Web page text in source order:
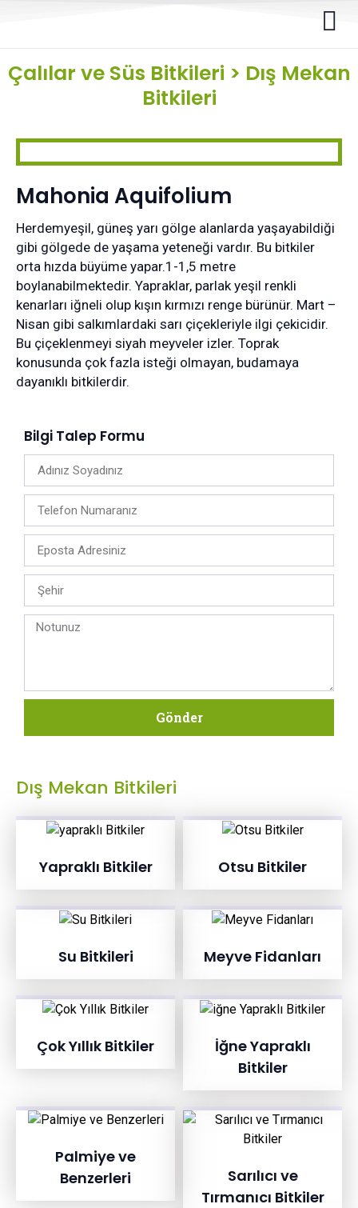
Çalılar ve Süs Bitkileri > Dış Mekan
Bitkileri
Mahonia Aquifolium
Herdemyeşil, güneş yarı gölge alanlarda yaşayabildiği
gibi gölgede de yaşama yeteneği vardır. Bu bitkiler
orta hızda büyüme yapar.1-1,5 metre
boylanabilmektedir. Yapraklar, parlak yeşil renkli
kenarları iğneli olup kışın kırmızı renge bürünür. Mart –
Nisan gibi salkımlardaki sarı çiçekleriyle ilgi çekicidir.
Bu çiçeklenmeyi siyah meyveler izler. Toprak
konusunda çok fazla isteği olmayan, budamaya
dayanıklı bitkilerdir.
Bilgi Talep Formu
Gönder
Dış Mekan Bitkileri
Yapraklı Bitkiler Otsu Bitkiler
Su Bitkileri Meyve Fidanları
Çok Yıllık Bitkiler
İğne Yapraklı
Bitkiler
Palmiye ve
Benzerleri
Sarılıcı ve
Tırmanıcı Bitkiler